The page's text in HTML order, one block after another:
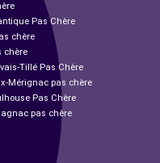
Pas Chère
chère
chère
Tillé Pas Chère
Mérignac pas chère
Pas Chère
pas chère